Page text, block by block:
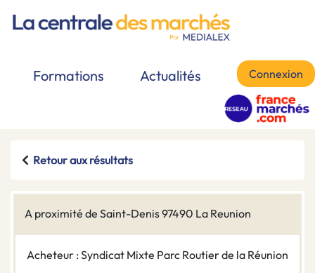
Formations Actualités Connexion
Retour aux résultats
A proximité de Saint-Denis 97490 La Reunion
Acheteur : Syndicat Mixte Parc Routier de la Réunion